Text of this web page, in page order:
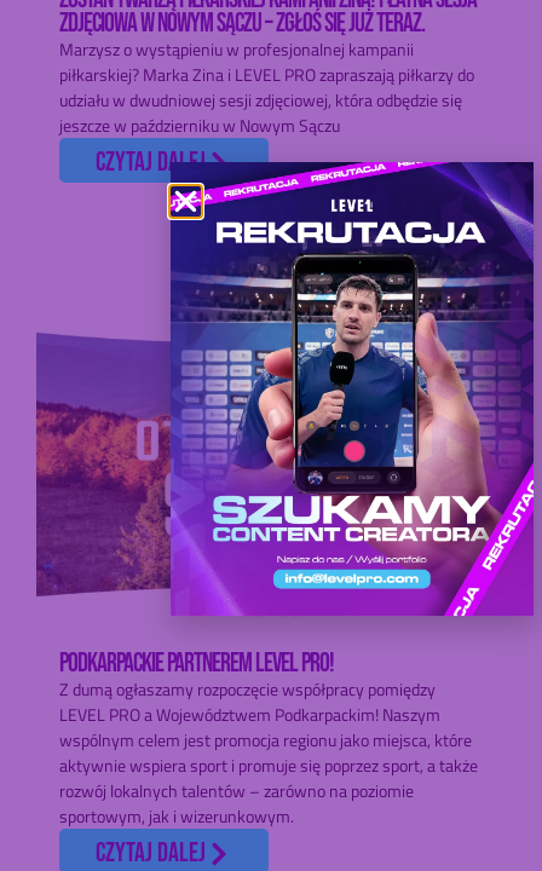
ZDJĘCIOWA W NOWYM SĄCZU – ZGŁOŚ SIĘ JUŻ TERAZ.
Marzysz o wystąpieniu w profesjonalnej kampanii
piłkarskiej? Marka Zina i LEVEL PRO zapraszają piłkarzy do
udziału w dwudniowej sesji zdjęciowej, która odbędzie się
jeszcze w październiku w Nowym Sączu
czytaj dalej
PODKARPACKIE PARTNEREM LEVEL PRO!
Z dumą ogłaszamy rozpoczęcie współpracy pomiędzy
LEVEL PRO a Województwem Podkarpackim! Naszym
wspólnym celem jest promocja regionu jako miejsca, które
aktywnie wspiera sport i promuje się poprzez sport, a także
rozwój lokalnych talentów – zarówno na poziomie
sportowym, jak i wizerunkowym.
czytaj dalej